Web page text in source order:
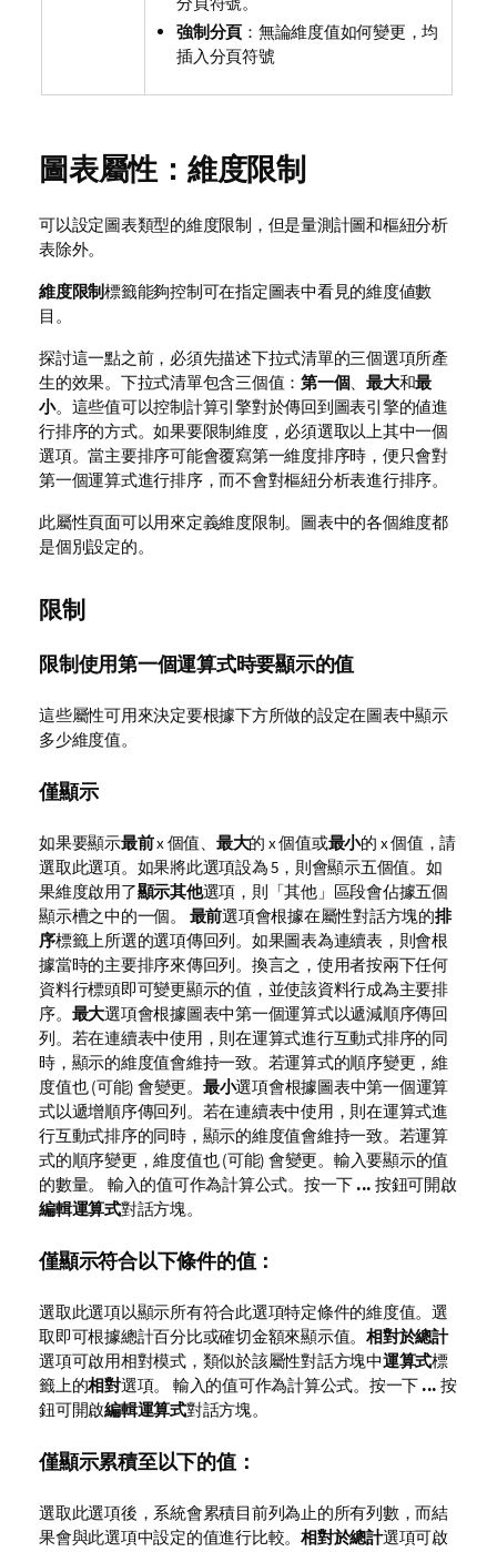
強制分頁 ：無論維度值如何變更，均
插入分頁符號
圖表屬性：維度限制
可以設定圖表類型的維度限制，但是量測計圖和樞紐分析
表除外。
維度限制標籤能夠控制可在指定圖表中看見的維度値數
目。
探討這一點之前，必須先描述下拉式清單的三個選項所產
生的效果。下拉式清單包含三個值： 第一個、 最大和最
小。這些值可以控制計算引擎對於傳回到圖表引擎的値進
行排序的方式。如果要限制維度，必須選取以上其中一個
選項。當主要排序可能會覆寫第一維度排序時，便只會對
第一個運算式進行排序，而不會對樞紐分析表進行排序。
此屬性頁面可以用來定義維度限制。圖表中的各個維度都
是個別設定的。
限制
限制使用第一個運算式時要顯示的值
這些屬性可用來決定要根據下方所做的設定在圖表中顯示
多少維度值。
僅顯示
如果要顯示最前x 個值、 最大的 x 個值或最小的 x 個值，請
選取此選項。如果將此選項設為 5，則會顯示五個值。如
果維度啟用了顯示其他選項，則「其他」區段會佔據五個
顯示槽之中的一個。 最前選項會根據在屬性對話方塊的排
序標籤上所選的選項傳回列。如果圖表為連續表，則會根
據當時的主要排序來傳回列。換言之，使用者按兩下任何
資料行標頭即可變更顯示的值，並使該資料行成為主要排
序。 最大選項會根據圖表中第一個運算式以遞減順序傳回
列。若在連續表中使用，則在運算式進行互動式排序的同
時，顯示的維度值會維持一致。若運算式的順序變更，維
度值也 (可能) 會變更。 最小選項會根據圖表中第一個運算
式以遞增順序傳回列。若在連續表中使用，則在運算式進
行互動式排序的同時，顯示的維度值會維持一致。若運算
式的順序變更，維度值也 (可能) 會變更。輸入要顯示的值
的數量。 輸入的值可作為計算公式。按一下 ... 按鈕可開啟
編輯運算式對話方塊。
僅顯示符合以下條件的值：
選取此選項以顯示所有符合此選項特定條件的維度值。選
取即可根據總計百分比或確切金額來顯示值。 相對於總計
選項可啟用相對模式，類似於該屬性對話方塊中運算式標
籤上的相對選項。 輸入的值可作為計算公式。按一下 ... 按
鈕可開啟編輯運算式對話方塊。
僅顯示累積至以下的值：
選取此選項後，系統會累積目前列為止的所有列數，而結
果會與此選項中設定的值進行比較。 相對於總計選項可啟